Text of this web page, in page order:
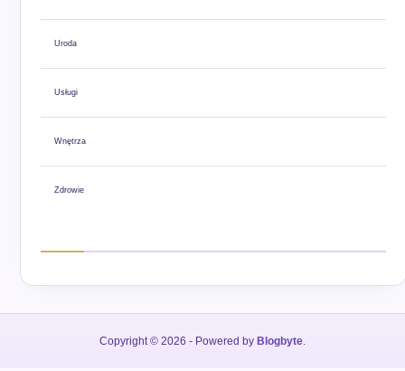
Uroda
Usługi
Wnętrza
Zdrowie
Copyright © 2026 - Powered by Blogbyte.